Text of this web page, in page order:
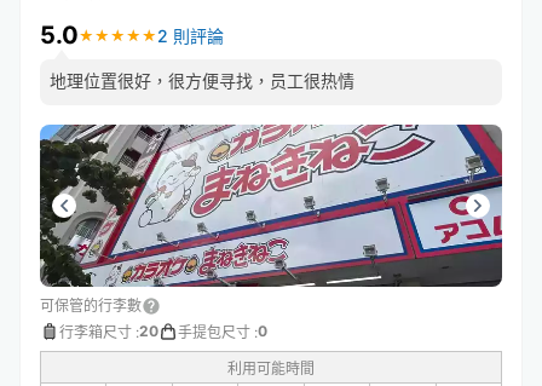
5.0★ ★ ★ ★ ★
★ ★ ★ ★ ★ 2 則評論
地理位置很好，很方便寻找，员工很热情
可保管的行李數
行李箱尺寸 :20 手提包尺寸 :0
利用可能時間